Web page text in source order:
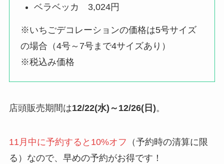
ベラベッカ 3,024円
※いちごデコレーションの価格は5号サイズ
の場合（4号～7号まで4サイズあり）
※税込み価格
店頭販売期間は12/22(水)～12/26(日)。
11月中に予約すると10%オフ （予約時の清算に限
る）なので、早めの予約がお得です！